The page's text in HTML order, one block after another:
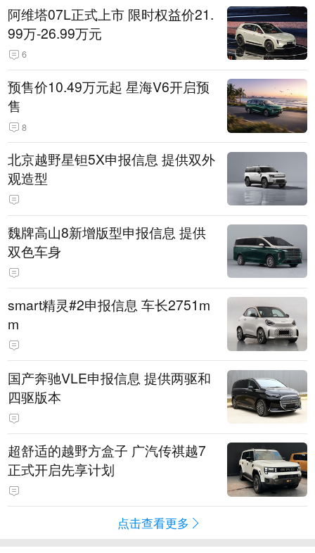
阿维塔07L正式上市 限时权益价21.
99万-26.99万元
6
预售价10.49万元起 星海V6开启预
售
8
北京越野星钽5X申报信息 提供双外
观造型
魏牌高山8新增版型申报信息 提供
双色车身
smart精灵#2申报信息 车长2751m
m
国产奔驰VLE申报信息 提供两驱和
四驱版本
超舒适的越野方盒子 广汽传祺越7
正式开启先享计划
点击查看更多